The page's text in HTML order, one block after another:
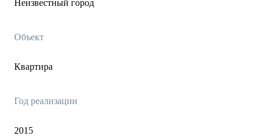
Неизвестный город
Объект
Квартира
Год реализации
2015